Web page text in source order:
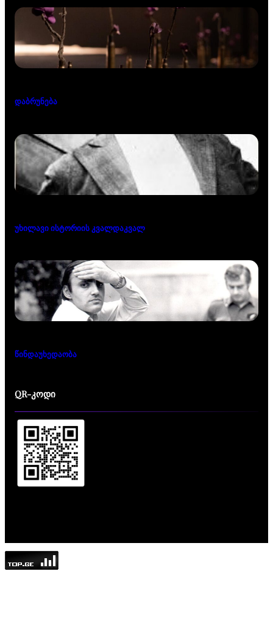
დაბრუნება
უხილავი ისტორიის კვალდაკვალ
წინდაუხედაობა
QR-კოდი